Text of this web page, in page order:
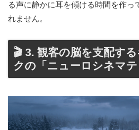
る声に静かに耳を傾ける時間を作っ
れません。
🎬 3. 観客の脳を支配す
クの「ニューロシネマテ